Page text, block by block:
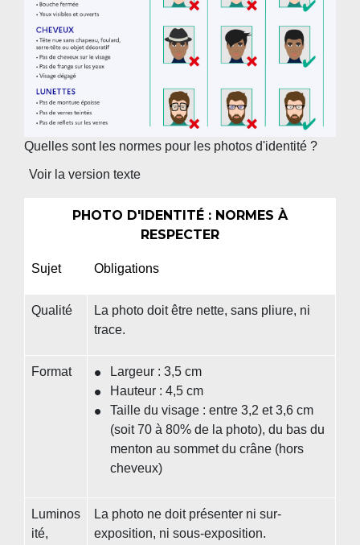
Quelles sont les normes pour les photos d'identité ?
Voir la version texte
PHOTO D'IDENTITÉ : NORMES À
RESPECTER
Sujet Obligations
Qualité
La photo doit être nette, sans pliure, ni
trace.
Format
Largeur : 3,5 cm
Hauteur : 4,5 cm
Taille du visage : entre 3,2 et 3,6 cm
(soit 70 à 80% de la photo), du bas du
menton au sommet du crâne (hors
cheveux)
Luminos
ité,
La photo ne doit présenter ni sur-
exposition, ni sous-exposition.